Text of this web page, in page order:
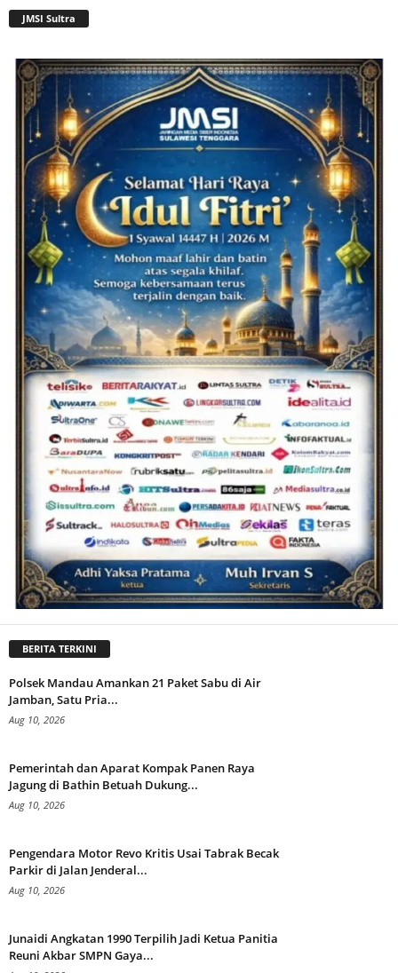
JMSI Sultra
BERITA TERKINI
Polsek Mandau Amankan 21 Paket Sabu di Air
Jamban, Satu Pria...
Aug 10, 2026
Pemerintah dan Aparat Kompak Panen Raya
Jagung di Bathin Betuah Dukung...
Aug 10, 2026
Pengendara Motor Revo Kritis Usai Tabrak Becak
Parkir di Jalan Jenderal...
Aug 10, 2026
Junaidi Angkatan 1990 Terpilih Jadi Ketua Panitia
Reuni Akbar SMPN Gaya...